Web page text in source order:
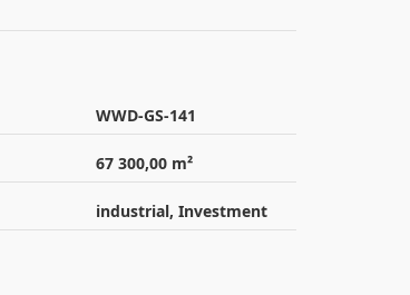
WWD-GS-141
67 300,00 m²
industrial, Investment